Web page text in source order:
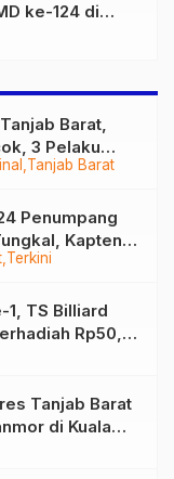
ke-124 di
Tanjab Barat
Barat,
3 Pelaku
Terkini
Penumpang
Kapten
TS Billiard
Rp50,8
Tanjab Barat
di Kuala